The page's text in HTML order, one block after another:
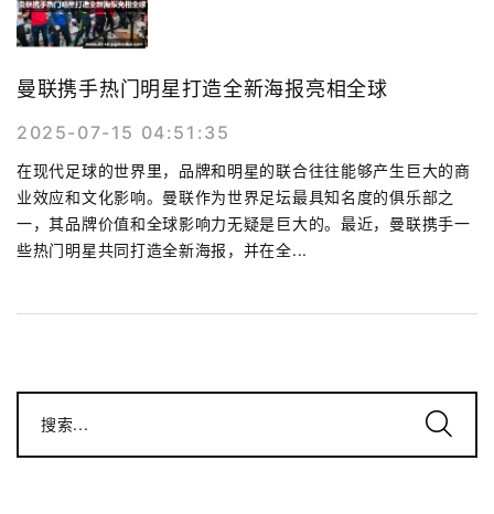
曼联携手热门明星打造全新海报亮相全球
2025-07-15 04:51:35
在现代足球的世界里，品牌和明星的联合往往能够产生巨大的商
业效应和文化影响。曼联作为世界足坛最具知名度的俱乐部之
一，其品牌价值和全球影响力无疑是巨大的。最近，曼联携手一
些热门明星共同打造全新海报，并在全...
搜索...